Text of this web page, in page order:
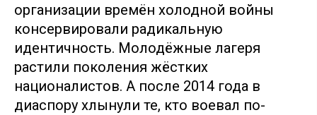
организации времён холодной войны
консервировали радикальную
идентичность. Молодёжные лагеря
растили поколения жёстких
националистов. А после 2014 года в
диаспору хлынули те, кто воевал по-